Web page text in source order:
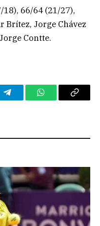
66/64 (21/27),
Brítez, Jorge Chávez
Contte.
TelegramWhatsAppCopy